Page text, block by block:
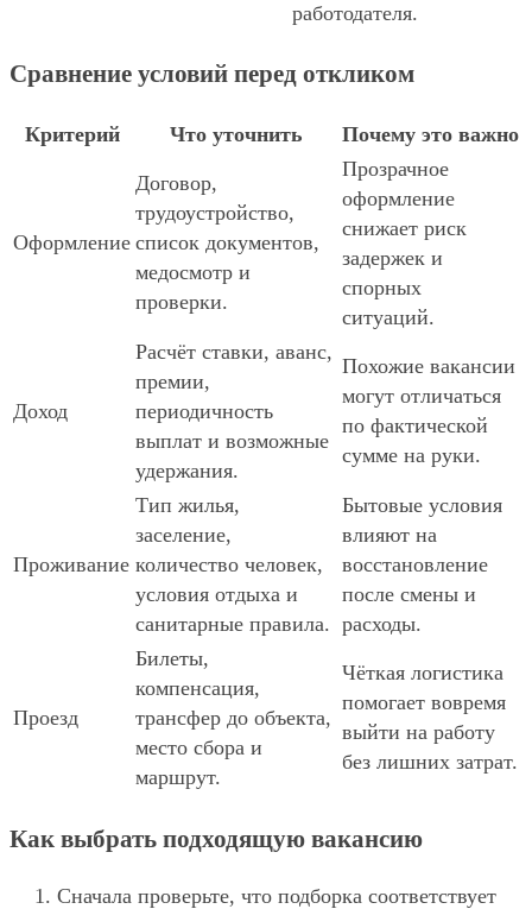
работодателя.
Сравнение условий перед откликом
Критерий Что уточнить Почему это важно
Оформление
Договор,
трудоустройство,
список документов,
медосмотр и
проверки.
Прозрачное
оформление
снижает риск
задержек и
спорных
ситуаций.
Доход
Расчёт ставки, аванс,
премии,
периодичность
выплат и возможные
удержания.
Похожие вакансии
могут отличаться
по фактической
сумме на руки.
Проживание
Тип жилья,
заселение,
количество человек,
условия отдыха и
санитарные правила.
Бытовые условия
влияют на
восстановление
после смены и
расходы.
Проезд
Билеты,
компенсация,
трансфер до объекта,
место сбора и
маршрут.
Чёткая логистика
помогает вовремя
выйти на работу
без лишних затрат.
Как выбрать подходящую вакансию
Сначала проверьте, что подборка соответствует